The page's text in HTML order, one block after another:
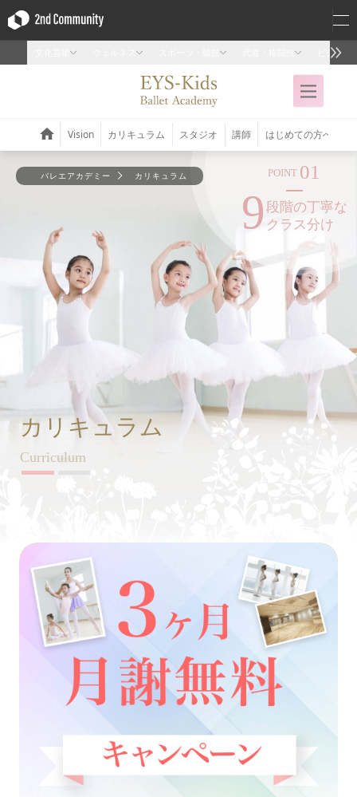
バレエアカデミー カリキュラム POINT 02
3つの通い方
スタイル
カリキュラム
Curriculum